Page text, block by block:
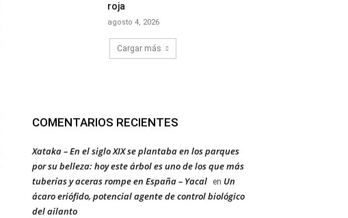
roja
agosto 4, 2026
Cargar más
COMENTARIOS RECIENTES
Xataka – En el siglo XIX se plantaba en los parques
por su belleza: hoy este árbol es uno de los que más
tuberías y aceras rompe en España – Yacal
en Un
ácaro eriófido, potencial agente de control biológico
del ailanto